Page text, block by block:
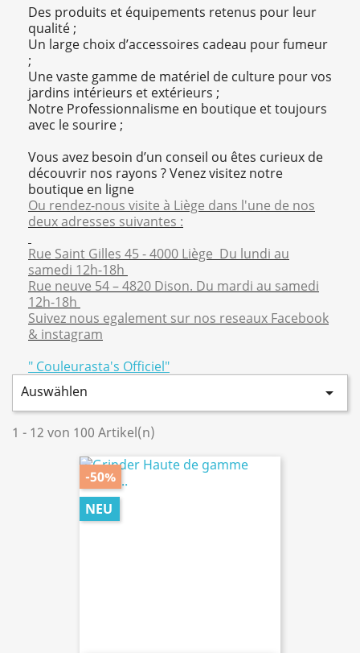
Des produits et équipements retenus pour leur
qualité ;
Un large choix d’accessoires cadeau pour fumeur
;
Une vaste gamme de matériel de culture pour vos
jardins intérieurs et extérieurs ;
Notre Professionnalisme en boutique et toujours
avec le sourire ;
Vous avez besoin d’un conseil ou êtes curieux de
découvrir nos rayons ? Venez visitez notre
boutique en ligne
Ou rendez-nous visite à Liège dans l'une de nos
deux adresses suivantes :
Rue Saint Gilles 45 - 4000 Liège Du lundi au
samedi 12h-18h
Rue neuve 54 – 4820 Dison. Du mardi au samedi
12h-18h
Suivez nous egalement sur nos reseaux Facebook
& instagram
" Couleurasta's Officiel"
Auswählen

1 - 12 von 100 Artikel(n)
-50%
NEU